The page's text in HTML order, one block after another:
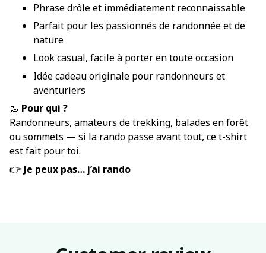
Phrase drôle et immédiatement reconnaissable
Parfait pour les passionnés de randonnée et de
nature
Look casual, facile à porter en toute occasion
Idée cadeau originale pour randonneurs et
aventuriers
🥾 Pour qui ?
Randonneurs, amateurs de trekking, balades en forêt
ou sommets — si la rando passe avant tout, ce t-shirt
est fait pour toi.
👉 Je peux pas… j’ai rando